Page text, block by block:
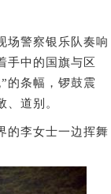
警察银乐队奏响
手中的国旗与区
的条幅，锣鼓震
道别。
李女士一边挥舞